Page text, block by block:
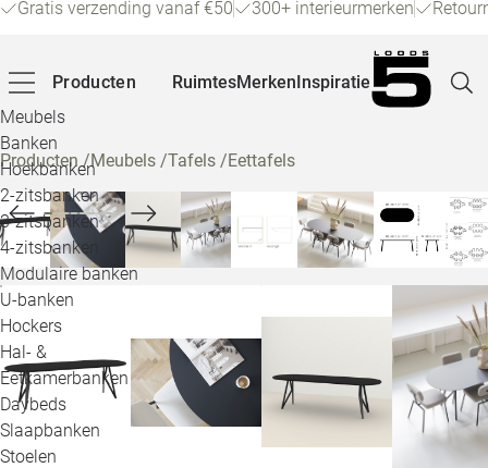
Gratis verzending vanaf €50 300+ interieurmerken
Producten
Meubels
Banken
Hoekbanken
2-zitsbanken
3-zitsbanken
4-zitsbanken
Modulaire banken
U-banken
Hockers
Hal- &
Eetkamerbanken
Daybeds
Slaapbanken
Stoelen
RuimtesMerkenInspiratie
Producten/Meubels /Tafels /Eettafels